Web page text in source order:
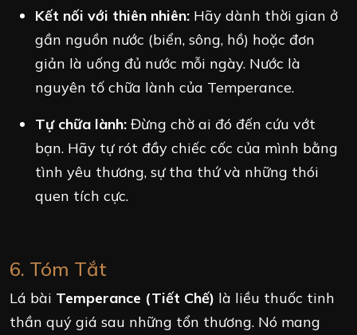
Kết nối với thiên nhiên: Hãy dành thời gian ở
gần nguồn nước (biển, sông, hồ) hoặc đơn
giản là uống đủ nước mỗi ngày. Nước là
nguyên tố chữa lành của Temperance.
Tự chữa lành: Đừng chờ ai đó đến cứu vớt
bạn. Hãy tự rót đầy chiếc cốc của mình bằng
tình yêu thương, sự tha thứ và những thói
quen tích cực.
6. Tóm Tắt
Lá bài Temperance (Tiết Chế) là liều thuốc tinh
thần quý giá sau những tổn thương. Nó mang